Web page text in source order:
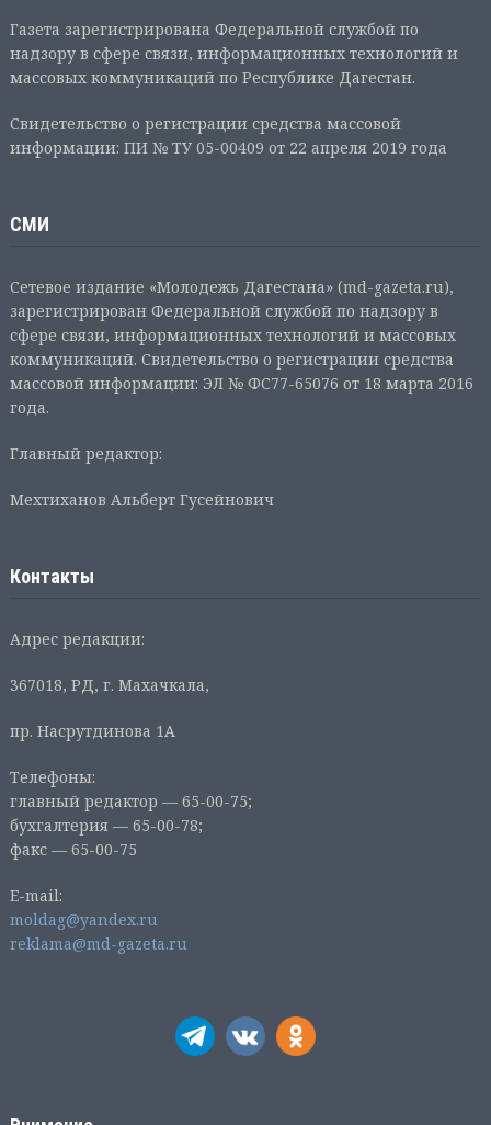
Газета зарегистрирована Федеральной службой по
надзору в сфере связи, информационных технологий и
массовых коммуникаций по Республике Дагестан.
Свидетельство о регистрации средства массовой
информации: ПИ № ТУ 05-00409 от 22 апреля 2019 года
СМИ
Сетевое издание «Молодежь Дагестана» (md-gazeta.ru),
зарегистрирован Федеральной службой по надзору в
сфере связи, информационных технологий и массовых
коммуникаций. Свидетельство о регистрации средства
массовой информации: ЭЛ № ФС77-65076 от 18 марта 2016
года.
Главный редактор:
Мехтиханов Альберт Гусейнович
Контакты
Адрес редакции:
367018, РД, г. Махачкала,
пр. Насрутдинова 1А
Телефоны:
главный редактор — 65-00-75;
бухгалтерия — 65-00-78;
факс — 65-00-75
E-mail:
moldag@yandex.ru
reklama@md-gazeta.ru